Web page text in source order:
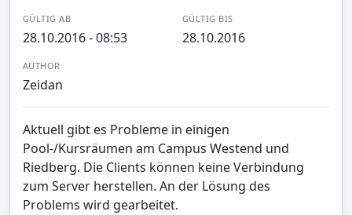
GÜLTIG AB
28.10.2016 - 08:53
GÜLTIG BIS
28.10.2016
AUTHOR
Zeidan
Aktuell gibt es Probleme in einigen
Pool-/Kursräumen am Campus Westend und
Riedberg. Die Clients können keine Verbindung
zum Server herstellen. An der Lösung des
Problems wird gearbeitet.